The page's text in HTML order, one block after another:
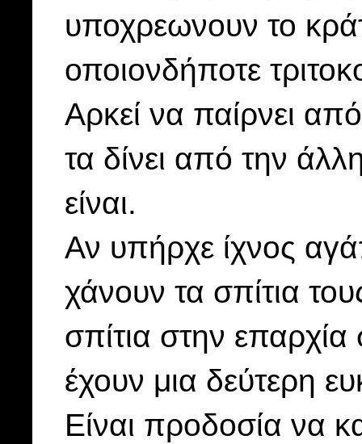
υποχρεωνουν το
οποιονδήποτε
Αρκεί να παίρνει
τα δίνει από την
είναι.
Αν υπήρχε ίχνος
χάνουν τα σπίτια
σπίτια στην επαρχία
έχουν μια δεύτερη
Είναι προδοσία να